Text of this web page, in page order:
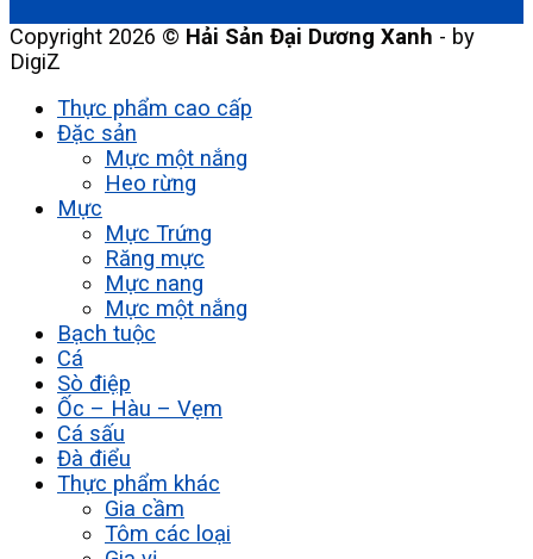
Copyright 2026 © Hải Sản Đại Dương Xanh - by
DigiZ
Thực phẩm cao cấp
Đặc sản
Mực một nắng
Heo rừng
Mực
Mực Trứng
Răng mực
Mực nang
Mực một nắng
Bạch tuộc
Cá
Sò điệp
Ốc – Hàu – Vẹm
Cá sấu
Đà điểu
Thực phẩm khác
Gia cầm
Tôm các loại